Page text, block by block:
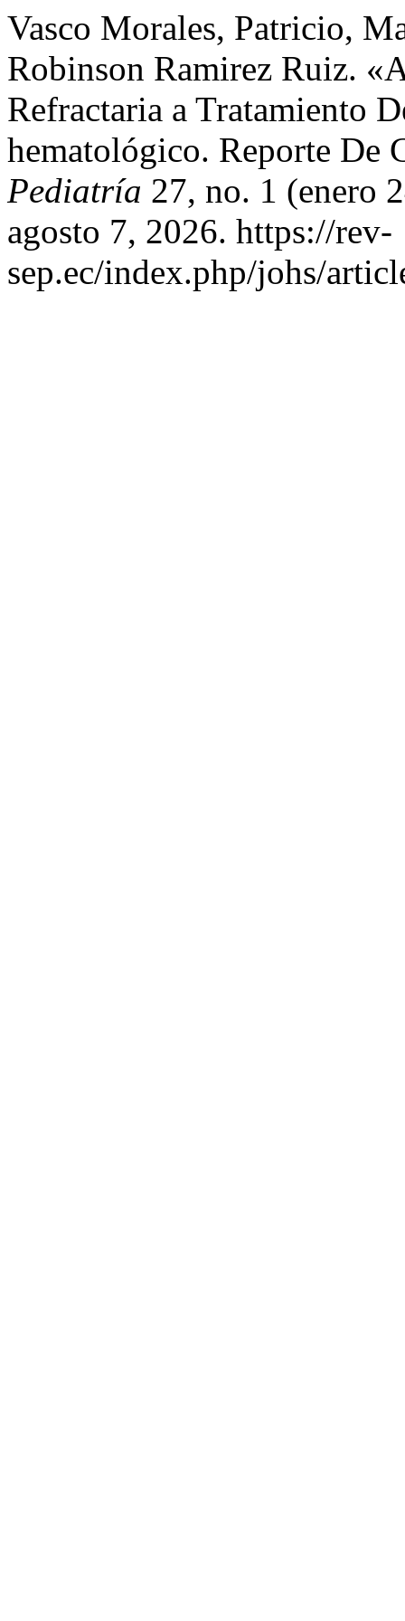
Vasco Morales, Patricio,
Robinson Ramirez Ruiz.
Refractaria a Tratamiento
hematológico. Reporte De
Pediatría 27, no. 1 (enero
agosto 7, 2026. https://rev-
sep.ec/index.php/johs/